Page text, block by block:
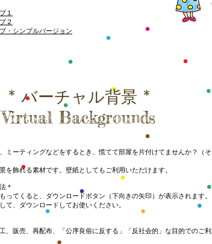
１
２
・シンプルバージョン
* バーチャル背景 *
Virtual Backgrounds
ミーティングなどをするとき、慌てて部屋を片付けてませんか？（
を飾れる素材です。壁紙としてもご利用いただけます。
＊
ってくると、ダウンロードボタン（下向きの矢印）が表示されます
て、ダウンロードしてお使いください。
、販売、再配布、「公序良俗に反する」「反社会的」な目的でのご